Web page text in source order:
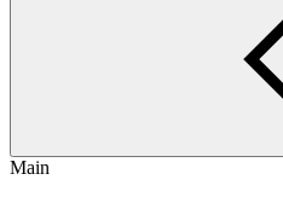
Main